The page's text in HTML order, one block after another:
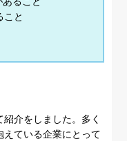
こと
介をしました。多く
ている企業にとって